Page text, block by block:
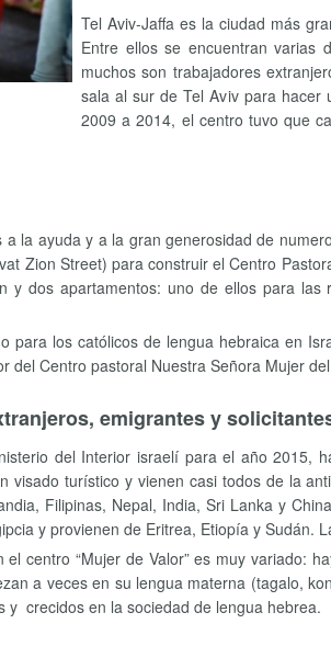
Tel Aviv-Jaffa es la ciudad más
Entre ellos se encuentran varias
muchos son trabajadores
sala al sur de Tel Aviv para hacer
2009 a 2014, el centro tuvo que
la ayuda y a la gran generosidad de
Zion Street) para construir el Centro
y dos apartamentos: uno de ellos para
para los católicos de lengua hebraica en
del Centro pastoral Nuestra Señora Mujer
emigrantes y
del Interior israelí para el año 2015,
visado turístico y vienen casi todos de la
Filipinas, Nepal, India, Sri Lanka y
y provienen de Eritrea, Etiopía y Sudán.
centro “Mujer de Valor” es muy variado:
a veces en su lengua materna (tagalo,
y crecidos en la sociedad de lengua hebrea.